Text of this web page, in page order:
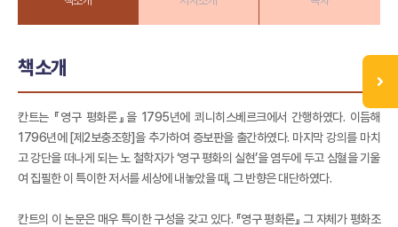
책소개
칸트는 『영구 평화론』을 1795년에 쾨니히스베르크에서 간행하였다. 이듬해
1796년에 [제2보충조항]을 추가하여 증보판을 출간하였다. 마지막 강의를 마치
고 강단을 떠나게 되는 노 철학자가 ‘영구 평화의 실현’을 염두에 두고 심혈을 기울
여 집필한 이 특이한 저서를 세상에 내놓았을 때, 그 반향은 대단하였다.
칸트의 이 논문은 매우 특이한 구성을 갖고 있다. 『영구 평화론』 그 자체가 평화조